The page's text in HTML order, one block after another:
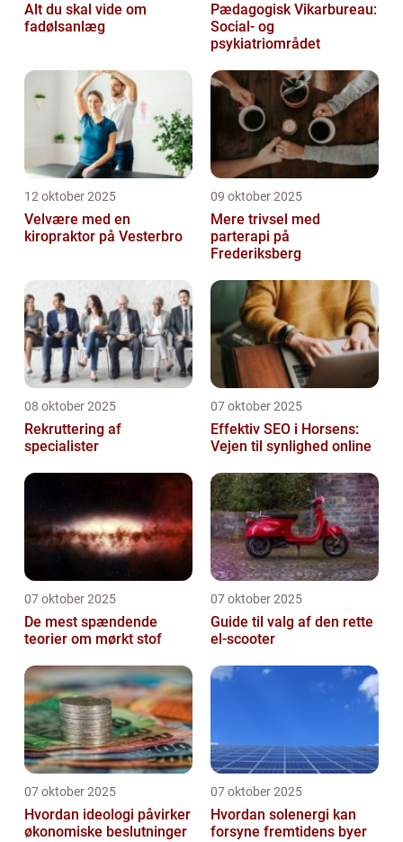
Alt du skal vide om
fadølsanlæg
Pædagogisk Vikarbureau:
Social- og
psykiatriområdet
12 oktober 2025
Velvære med en
kiropraktor på Vesterbro
09 oktober 2025
Mere trivsel med
parterapi på
Frederiksberg
08 oktober 2025
Rekruttering af
specialister
07 oktober 2025
Effektiv SEO i Horsens:
Vejen til synlighed online
07 oktober 2025
De mest spændende
teorier om mørkt stof
07 oktober 2025
Guide til valg af den rette
el-scooter
07 oktober 2025
Hvordan ideologi påvirker
økonomiske beslutninger
07 oktober 2025
Hvordan solenergi kan
forsyne fremtidens byer